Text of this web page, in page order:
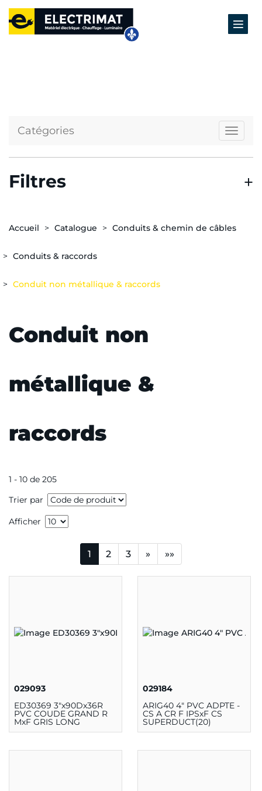
Catégories
Filtres
Accueil Catalogue Conduits & chemin de câbles
Conduits & raccords
Conduit non métallique & raccords
Conduit non
métallique &
raccords
1 - 10 de 205
Trier par
Afficher
1 2 3 » »»
029093
ED30369 3"x90Dx36R
PVC COUDE GRAND R
MxF GRIS LONG
SUPERDUCT
029184
ARIG40 4" PVC ADPTE -
CS A CR F IPSxF CS
SUPERDUCT(20)